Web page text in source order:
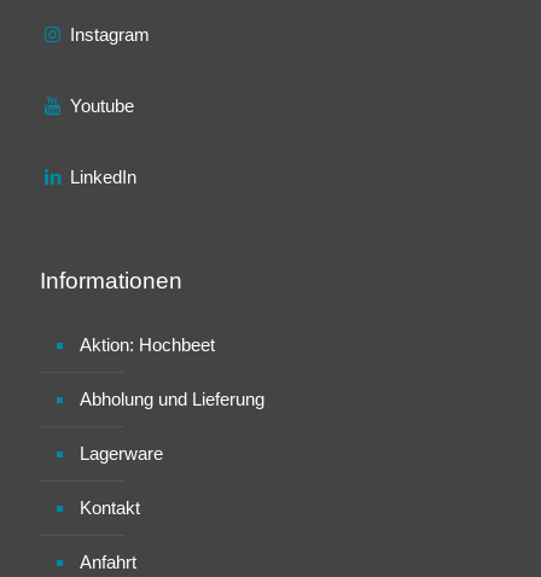
Instagram
Youtube
LinkedIn
Informationen
Aktion: Hochbeet
Abholung und Lieferung
Lagerware
Kontakt
Anfahrt